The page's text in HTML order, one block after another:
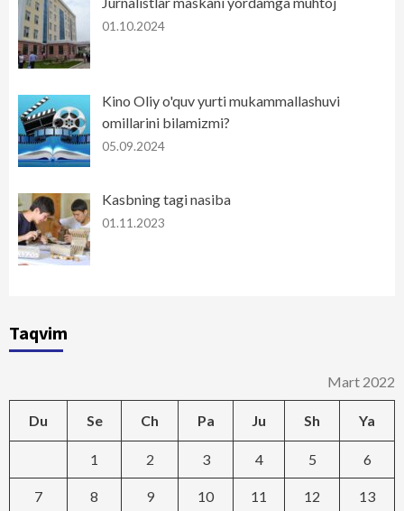
01.10.2024
Kino Oliy o'quv yurti mukammallashuvi
omillarini bilamizmi?
05.09.2024
Kasbning tagi nasiba
01.11.2023
Taqvim
Mart 2022
Du Se Ch Pa Ju Sh Ya
1 2 3 4 5 6
7 8 9 10 11 12 13